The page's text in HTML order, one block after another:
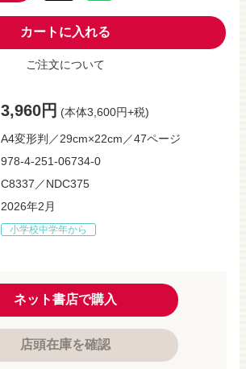
カートに入れる
ご注文について
3,960円 (本体3,600円+税)
A4変形判／29cm×22cm／47ページ
978-4-251-06734-0
C8337／NDC375
2026年2月
小学校中学年から
ネット書店で購入
店頭在庫を確認